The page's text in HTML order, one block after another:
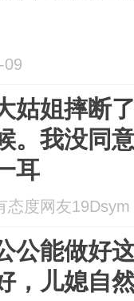
09
姑姐摔断
。我没同
耳
态度网友
公能做好
，儿媳自